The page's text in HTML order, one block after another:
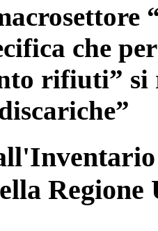
che
rifiuti”